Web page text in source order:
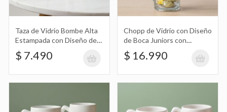
Juniors con Golosinas Día del Padre
$ 16.990
Chopp de Cerámica Estampado con
Diseño del Día del Padre 1L
Taza de Vidrio Bombe Alta
Estampada con Diseño de
Stitch con Corazones y
Flores
$ 7.490
Chopp de Vidrio con Diseño
de Boca Juniors con
Golosinas Día del Padre
$ 16.990